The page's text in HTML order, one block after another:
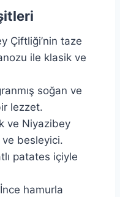
Çiftliği’nin taze
ile klasik ve
soğan ve
lezzet.
ve Niyazibey
besleyici.
patates içiyle
hamurla